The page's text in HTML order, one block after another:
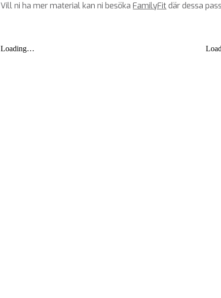
Vill ni ha mer material kan ni besökaFamilyFitdär dessa